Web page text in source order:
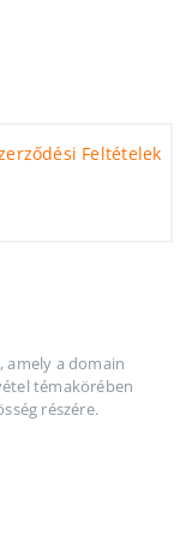
Feltételek
a domain
témakörében
részére.